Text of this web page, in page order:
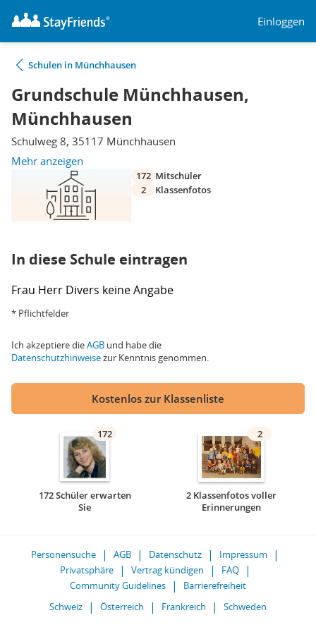
Einloggen
Schulen in Münchhausen
Grundschule Münchhausen,
Münchhausen
Schulweg 8, 35117 Münchhausen
Mehr anzeigen
172 Mitschüler
2
Klassenfotos
In diese Schule eintragen
Frau Herr Divers keine Angabe
* Pflichtfelder
Ich akzeptiere dieAGB und habe die
Datenschutzhinweisezur Kenntnis genommen.
Kostenlos zur Klassenliste
172
172 Schüler erwarten
Sie
2
2 Klassenfotos voller
Erinnerungen
Personensuche AGB Datenschutz
Impressum
Privatsphäre
Vertrag kündigen
FAQ
Community Guidelines
Barrierefreiheit
Schweiz
Österreich Frankreich Schweden